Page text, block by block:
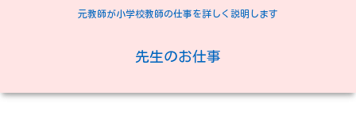
元教師が小学校教師の仕事を詳しく説明します
先生のお仕事